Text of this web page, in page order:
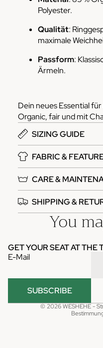
Polyester.
Qualität:
maximale
Passform:
Ärmeln.
Dein neues Essential
Organic, fair und mit
SIZING GUIDE
FABRIC &
CARE &
SHIPPING &
You
GET YOUR SEAT AT THE
E-Mail
SUBSCRIBE
© 2026WESHEHE -
Datenschutzerklärung
AGB